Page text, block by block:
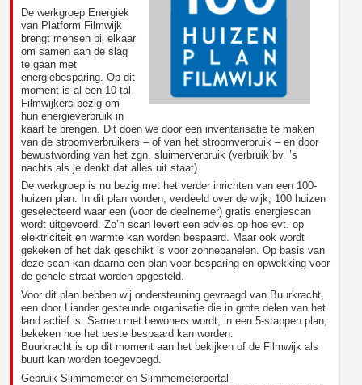
De werkgroep Energiek
van Platform Filmwijk
brengt mensen bij elkaar
om samen aan de slag
te gaan met
energiebesparing. Op dit
moment is al een 10-tal
Filmwijkers bezig om
hun energieverbruik in
kaart te brengen. Dit doen we door een inventarisatie te maken
van de stroomverbruikers – of van het stroomverbruik – en door
bewustwording van het zgn. sluimerverbruik (verbruik bv. ’s
nachts als je denkt dat alles uit staat).
De werkgroep is nu bezig met het verder inrichten van een 100-
huizen plan. In dit plan worden, verdeeld over de wijk, 100 huizen
geselecteerd waar een (voor de deelnemer) gratis energiescan
wordt uitgevoerd. Zo’n scan levert een advies op hoe evt. op
elektriciteit en warmte kan worden bespaard. Maar ook wordt
gekeken of het dak geschikt is voor zonnepanelen. Op basis van
deze scan kan daarna een plan voor besparing en opwekking voor
de gehele straat worden opgesteld.
Voor dit plan hebben wij ondersteuning gevraagd van Buurkracht,
een door Liander gesteunde organisatie die in grote delen van het
land actief is. Samen met bewoners wordt, in een 5-stappen plan,
bekeken hoe het beste bespaard kan worden.
Buurkracht is op dit moment aan het bekijken of de Filmwijk als
buurt kan worden toegevoegd.
Gebruik Slimmemeter en Slimmemeterportal